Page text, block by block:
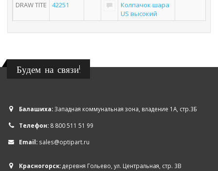
DRAW TITE
42251
Колпачок шара
US высокий
Будем на связи!
Балашиха:Западная коммунальная зона, владение 1А, стр.3Б
Телефон: 8 800 511 51 99
Email: sales@optipart.ru
Красногорск:деревня Гольево, ул. Центральная, стр. 3В